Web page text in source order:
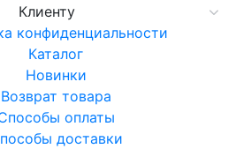
Клиенту
конфиденциальности
Каталог
Новинки
Возврат товара
оплаты
доставки